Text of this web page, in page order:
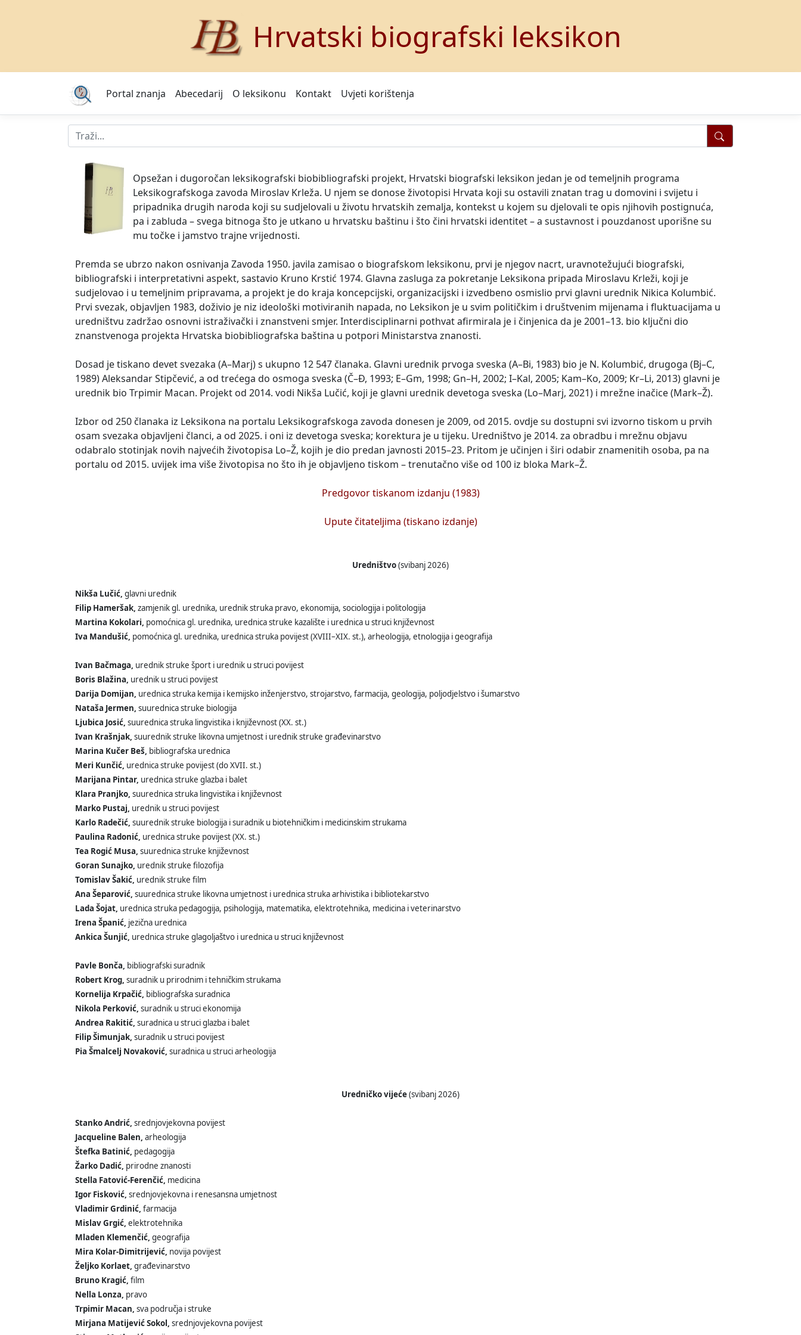
Hrvatski biografski leksikon
Portal znanja Abecedarij O leksikonu Kontakt Uvjeti korištenja
Opsežan i dugoročan leksikografski biobibliografski projekt, Hrvatski biografski leksikon jedan je od temeljnih programa
Leksikografskoga zavoda Miroslav Krleža. U njem se donose životopisi Hrvata koji su ostavili znatan trag u domovini i svijetu i
pripadnika drugih naroda koji su sudjelovali u životu hrvatskih zemalja, kontekst u kojem su djelovali te opis njihovih postignuća,
pa i zabluda – svega bitnoga što je utkano u hrvatsku baštinu i što čini hrvatski identitet – a sustavnost i pouzdanost uporišne su
mu točke i jamstvo trajne vrijednosti.
Premda se ubrzo nakon osnivanja Zavoda 1950. javila zamisao o biografskom leksikonu, prvi je njegov nacrt, uravnotežujući biografski,
bibliografski i interpretativni aspekt, sastavio Kruno Krstić 1974. Glavna zasluga za pokretanje Leksikona pripada Miroslavu Krleži, koji je
sudjelovao i u temeljnim pripravama, a projekt je do kraja koncepcijski, organizacijski i izvedbeno osmislio prvi glavni urednik Nikica Kolumbić.
Prvi svezak, objavljen 1983, doživio je niz ideološki motiviranih napada, no Leksikon je u svim političkim i društvenim mijenama i fluktuacijama u
uredništvu zadržao osnovni istraživački i znanstveni smjer. Interdisciplinarni pothvat afirmirala je i činjenica da je 2001–13. bio ključni dio
znanstvenoga projekta Hrvatska biobibliografska baština u potpori Ministarstva znanosti.
Dosad je tiskano devet svezaka (A–Marj) s ukupno 12 547 članaka. Glavni urednik prvoga sveska (A–Bi, 1983) bio je N. Kolumbić, drugoga (Bj–C,
1989) Aleksandar Stipčević, a od trećega do osmoga sveska (Č–Đ, 1993; E–Gm, 1998; Gn–H, 2002; I–Kal, 2005; Kam–Ko, 2009; Kr–Li, 2013) glavni je
urednik bio Trpimir Macan. Projekt od 2014. vodi Nikša Lučić, koji je glavni urednik devetoga sveska (Lo–Marj, 2021) i mrežne inačice (Mark–Ž).
Izbor od 250 članaka iz Leksikona na portalu Leksikografskoga zavoda donesen je 2009, od 2015. ovdje su dostupni svi izvorno tiskom u prvih
osam svezaka objavljeni članci, a od 2025. i oni iz devetoga sveska; korektura je u tijeku. Uredništvo je 2014. za obradbu i mrežnu objavu
odabralo stotinjak novih najvećih životopisa Lo–Ž, kojih je dio predan javnosti 2015–23. Pritom je učinjen i širi odabir znamenitih osoba, pa na
portalu od 2015. uvijek ima više životopisa no što ih je objavljeno tiskom – trenutačno više od 100 iz bloka Mark–Ž.
Predgovor tiskanom izdanju (1983)
Upute čitateljima (tiskano izdanje)
Uredništvo(svibanj 2026)
Nikša Lučić, glavni urednik
Filip Hameršak, zamjenik gl. urednika, urednik struka pravo, ekonomija, sociologija i politologija
Martina Kokolari, pomoćnica gl. urednika, urednica struke kazalište i urednica u struci književnost
Iva Mandušić, pomoćnica gl. urednika, urednica struka povijest (XVIII–XIX. st.), arheologija, etnologija i geografija
Ivan Bačmaga, urednik struke šport i urednik u struci povijest
Boris Blažina, urednik u struci povijest
Darija Domijan, urednica struka kemija i kemijsko inženjerstvo, strojarstvo, farmacija, geologija, poljodjelstvo i šumarstvo
Nataša Jermen, suurednica struke biologija
Ljubica Josić, suurednica struka lingvistika i književnost (XX. st.)
Ivan Krašnjak, suurednik struke likovna umjetnost i urednik struke građevinarstvo
Marina Kučer Beš, bibliografska urednica
Meri Kunčić, urednica struke povijest (do XVII. st.)
Marijana Pintar, urednica struke glazba i balet
Klara Pranjko, suurednica struka lingvistika i književnost
Marko Pustaj, urednik u struci povijest
Karlo Radečić, suurednik struke biologija i suradnik u biotehničkim i medicinskim strukama
Paulina Radonić, urednica struke povijest (XX. st.)
Tea Rogić Musa, suurednica struke književnost
Goran Sunajko, urednik struke filozofija
Tomislav Šakić, urednik struke film
Ana Šeparović, suurednica struke likovna umjetnost i urednica struka arhivistika i bibliotekarstvo
Lada Šojat, urednica struka pedagogija, psihologija, matematika, elektrotehnika, medicina i veterinarstvo
Irena Španić, jezična urednica
Ankica Šunjić, urednica struke glagoljaštvo i urednica u struci književnost
Pavle Bonča, bibliografski suradnik
Robert Krog, suradnik u prirodnim i tehničkim strukama
Kornelija Krpačić, bibliografska suradnica
Nikola Perković, suradnik u struci ekonomija
Andrea Rakitić, suradnica u struci glazba i balet
Filip Šimunjak, suradnik u struci povijest
Pia Šmalcelj Novaković, suradnica u struci arheologija
Uredničko vijeće(svibanj 2026)
Stanko Andrić, srednjovjekovna povijest
Jacqueline Balen, arheologija
Štefka Batinić, pedagogija
Žarko Dadić, prirodne znanosti
Stella Fatović-Ferenčić, medicina
Igor Fisković, srednjovjekovna i renesansna umjetnost
Vladimir Grdinić, farmacija
Mislav Grgić, elektrotehnika
Mladen Klemenčić, geografija
Mira Kolar-Dimitrijević, novija povijest
Željko Korlaet, građevinarstvo
Bruno Kragić, film
Nella Lonza, pravo
Trpimir Macan, sva područja i struke
Mirjana Matijević Sokol, srednjovjekovna povijest